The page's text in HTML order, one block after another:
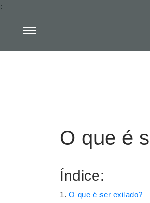
:
O que é
Índice:
O que é ser exilado?